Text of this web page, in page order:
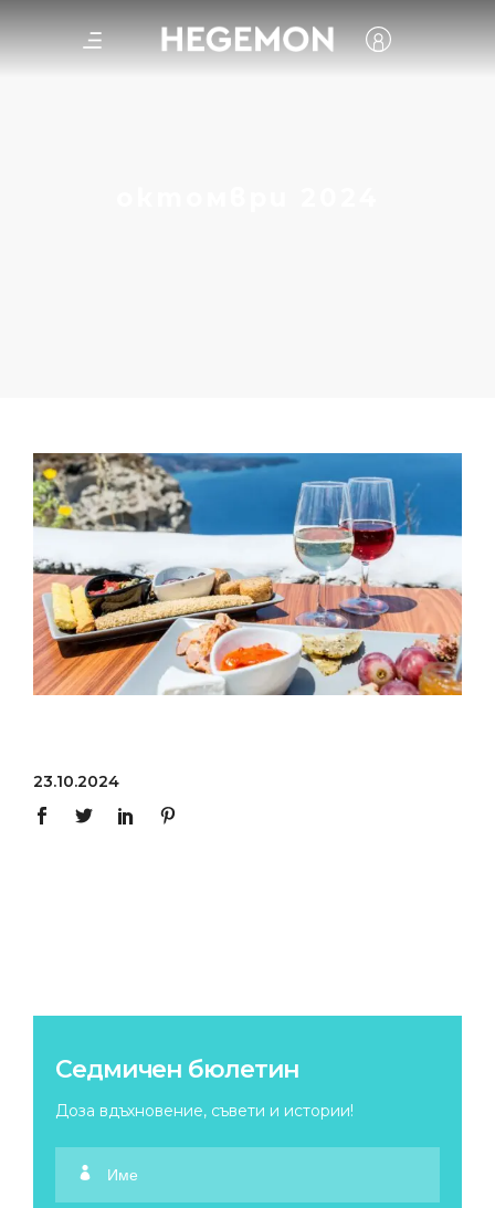
23.10.2024
Седмичен бюлетин
Доза вдъхновение, съвети и истории!